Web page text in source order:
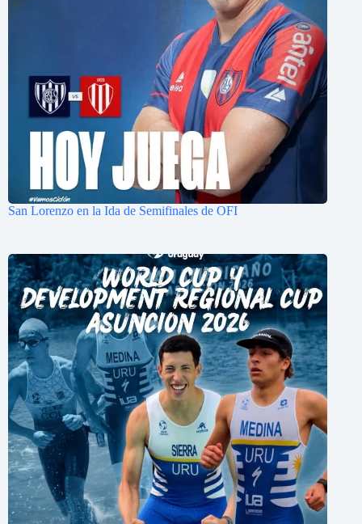
San Lorenzo en la Ida de Semifinales de OFI